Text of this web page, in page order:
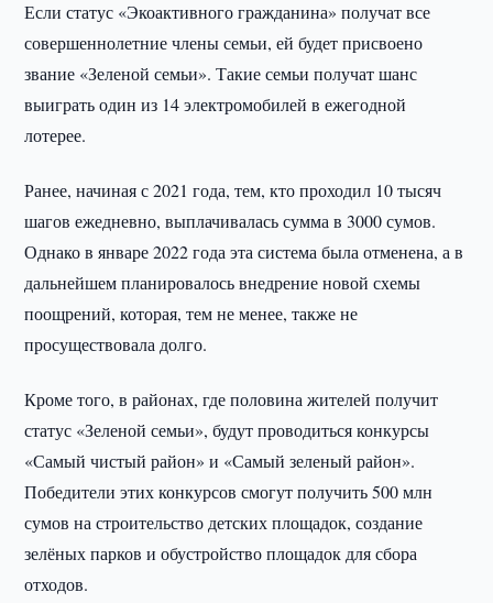
Если статус «Экоактивного гражданина» получат все
совершеннолетние члены семьи, ей будет присвоено
звание «Зеленой семьи». Такие семьи получат шанс
выиграть один из 14 электромобилей в ежегодной
лотерее.
Ранее, начиная с 2021 года, тем, кто проходил 10 тысяч
шагов ежедневно, выплачивалась сумма в 3000 сумов.
Однако в январе 2022 года эта система была отменена, а в
дальнейшем планировалось внедрение новой схемы
поощрений, которая, тем не менее, также не
просуществовала долго.
Кроме того, в районах, где половина жителей получит
статус «Зеленой семьи», будут проводиться конкурсы
«Самый чистый район» и «Самый зеленый район».
Победители этих конкурсов смогут получить 500 млн
сумов на строительство детских площадок, создание
зелёных парков и обустройство площадок для сбора
отходов.